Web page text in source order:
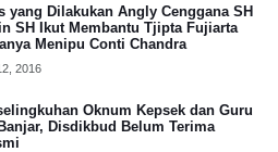
yang Dilakukan Angly Cenggana SH
SH Ikut Membantu Tjipta Fujiarta
Menipu Conti Chandra
2016
Oknum Kepsek dan Guru
Disdikbud Belum Terima